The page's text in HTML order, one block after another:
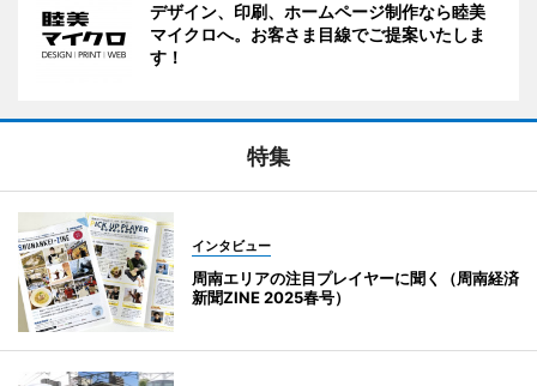
デザイン、印刷、ホームページ制作なら睦美
マイクロへ。お客さま目線でご提案いたしま
す！
特集
インタビュー
周南エリアの注目プレイヤーに聞く（周南経済
新聞ZINE 2025春号）